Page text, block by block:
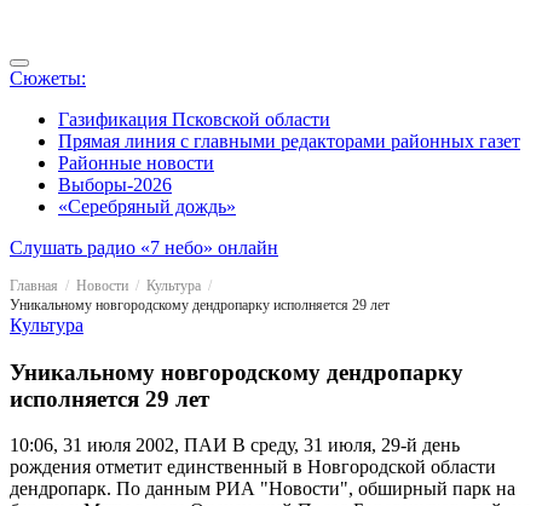
Сюжеты:
Газификация Псковской области
Прямая линия с главными редакторами районных газет
Районные новости
Выборы-2026
«Серебряный дождь»
Слушать радио «7 небо» онлайн
Главная Новости
Культура
Уникальному новгородскому дендропарку исполняется 29 лет
Культура
Уникальному новгородскому дендропарку
исполняется 29 лет
10:06, 31 июля 2002, ПАИ В среду, 31 июля, 29-й день
рождения отметит единственный в Новгородской области
дендропарк. По данным РИА "Новости", обширный парк на